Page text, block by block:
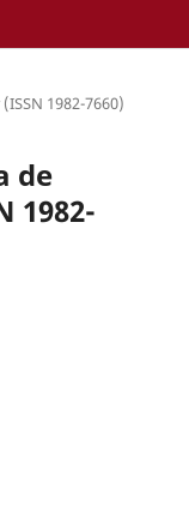
1982-7660)
de
1982-